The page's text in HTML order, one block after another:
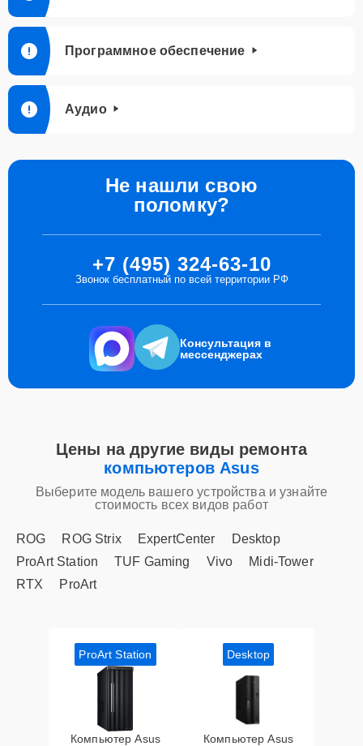
Программное обеспечение
Аудио
Не нашли свою
поломку?
+7 (495) 324-63-10
Звонок бесплатный по всей территории РФ
Консультация в
мессенджерах
Цены на другие виды ремонта
компьютеров Asus
Выберите модель вашего устройства и узнайте
стоимость всех видов работ
ROG ROG Strix ExpertCenter
Desktop
ProArt Station
TUF Gaming Vivo
Midi-Tower
RTX
ProArt
ProArt Station
Компьютер Asus
Desktop
Компьютер Asus